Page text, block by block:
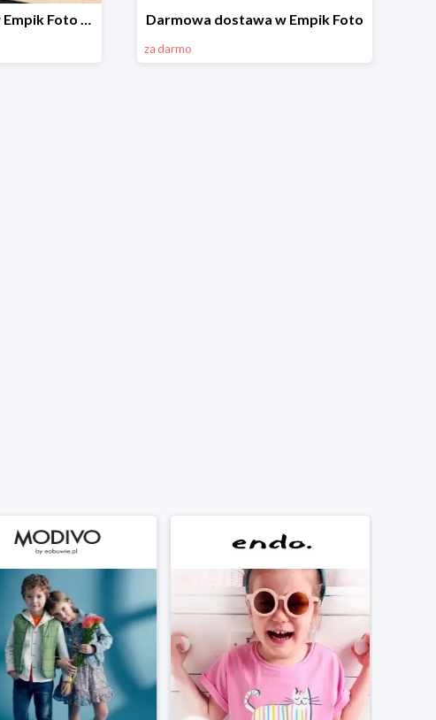
Ramki drewniane w Empik Foto do -20% Darmowa dostawa w Empik Foto
za darmo